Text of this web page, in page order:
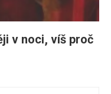
v noci, víš proč